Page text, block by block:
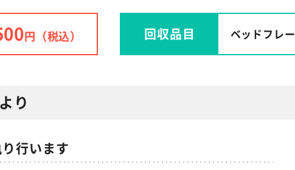
円（税込） 回収品目 ベッドフレ
り
行います